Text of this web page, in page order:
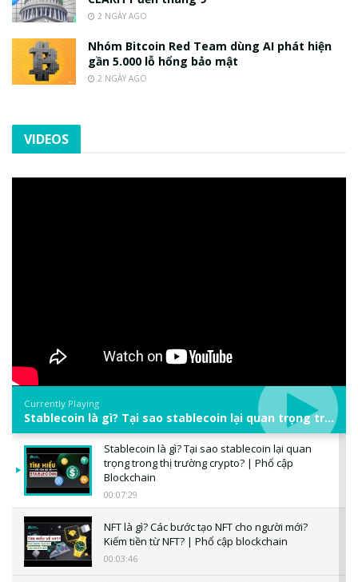
2 NGÀY AGO
Nhóm Bitcoin Red Team dùng AI phát hiện
gần 5.000 lỗ hổng bảo mật
2 NGÀY AGO
VIDEOS
Currently Playing
Stablecoin là gì? Tại sao stablecoin lại quan trọng trong thị trường crypto? | Phổ cập Blockchain
Stablecoin là gì? Tại sao stablecoin lại quan
trọng trong thị trường crypto? | Phổ cập
Blockchain
00:07:29
NFT là gì? Các bước tạo NFT cho người mới?
Kiếm tiền từ NFT? | Phổ cập blockchain
00:03:46